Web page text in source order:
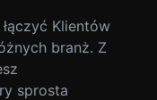
Klientów
branż. Z
sprosta